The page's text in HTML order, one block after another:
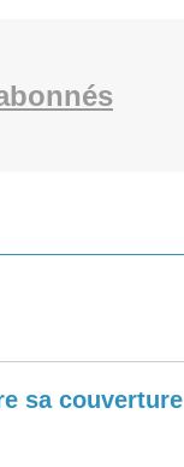
sa couverture